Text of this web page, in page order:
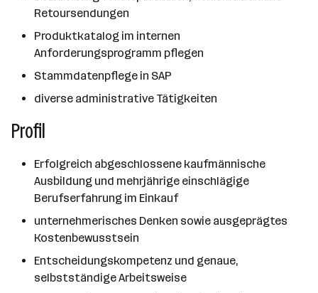
Retoursendungen
Produktkatalog im internen
Anforderungsprogramm pflegen
Stammdatenpflege in SAP
diverse administrative Tätigkeiten
Profil
Erfolgreich abgeschlossene kaufmännische
Ausbildung und mehrjährige einschlägige
Berufserfahrung im Einkauf
unternehmerisches Denken sowie ausgeprägtes
Kostenbewusstsein
Entscheidungskompetenz und genaue,
selbstständige Arbeitsweise